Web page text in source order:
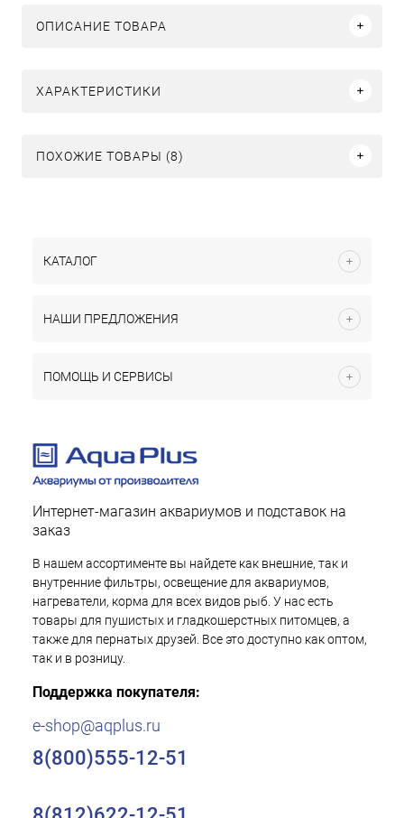
ОПИСАНИЕ ТОВАРА
ХАРАКТЕРИСТИКИ
ПОХОЖИЕ ТОВАРЫ (8)
КАТАЛОГ
НАШИ ПРЕДЛОЖЕНИЯ
ПОМОЩЬ И СЕРВИСЫ
Интернет-магазин аквариумов и подставок на
заказ
В нашем ассортименте вы найдете как внешние, так и
внутренние фильтры, освещение для аквариумов,
нагреватели, корма для всех видов рыб. У нас есть
товары для пушистых и гладкошерстных питомцев, а
также для пернатых друзей. Все это доступно как оптом,
так и в розницу.
Поддержка покупателя:
e-shop@aqplus.ru
8(800)555-12-51